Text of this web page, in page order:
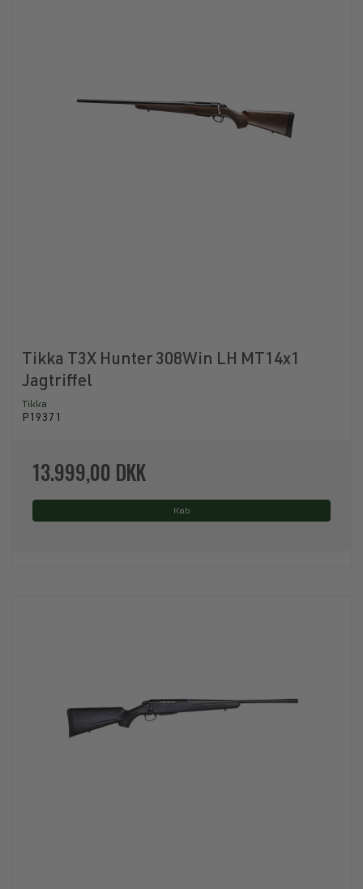
Tikka T3X Hunter 308Win LH MT14x1
Jagtriffel
Tikka
P19371
13.999,00 DKK
Køb